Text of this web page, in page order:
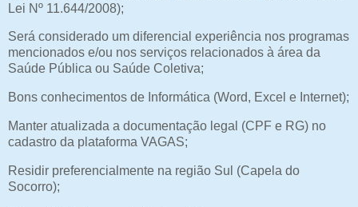
Lei Nº 11.644/2008);
Será considerado um diferencial experiência nos programas
mencionados e/ou nos serviços relacionados à área da
Saúde Pública ou Saúde Coletiva;
Bons conhecimentos de Informática (Word, Excel e Internet);
Manter atualizada a documentação legal (CPF e RG) no
cadastro da plataforma VAGAS;
Residir preferencialmente na região Sul (Capela do
Socorro);